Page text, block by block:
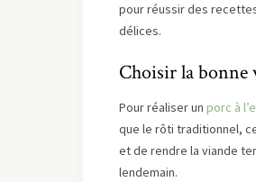
pour réussir des
délices.
Choisir la bonne
Pour réaliser un porc à
que le rôti traditionnel,
et de rendre la viande
lendemain.